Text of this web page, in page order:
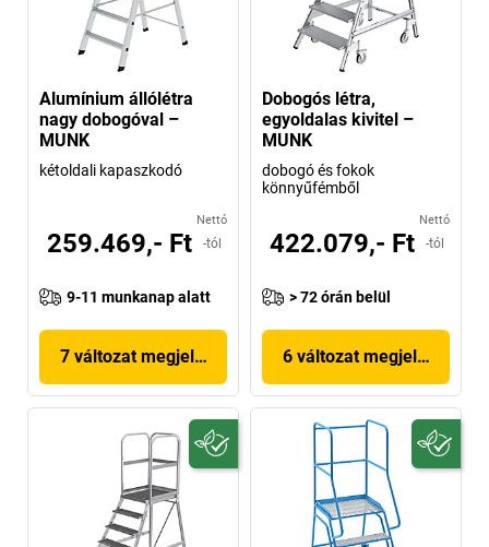
Alumínium állólétra
nagy dobogóval –
MUNK
kétoldali kapaszkodó
Nettó
259.469,- Ft -tól
9-11 munkanap alatt
7 változat megjelenítése
Dobogós létra,
egyoldalas kivitel –
MUNK
dobogó és fokok
könnyűfémből
Nettó
422.079,- Ft -tól
> 72 órán belül
6 változat megjelenítése